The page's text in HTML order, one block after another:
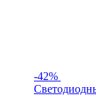
-42%